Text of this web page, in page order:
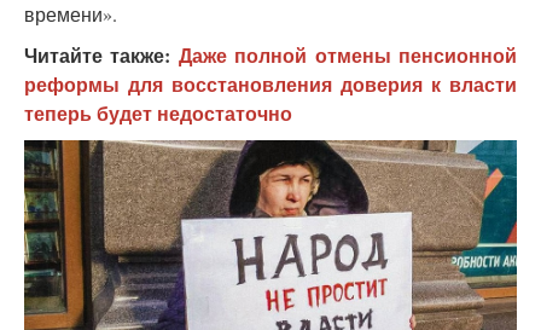
времени».
Читайте также: Даже полной отмены пенсионной
реформы для восстановления доверия к власти
теперь будет недостаточно